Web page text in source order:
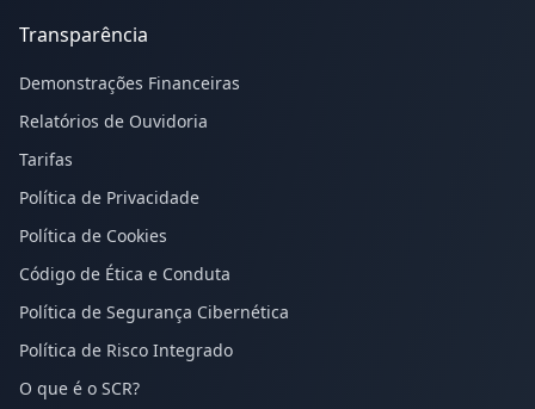
Transparência
Demonstrações Financeiras
Relatórios de Ouvidoria
Tarifas
Política de Privacidade
Política de Cookies
Código de Ética e Conduta
Política de Segurança Cibernética
Política de Risco Integrado
O que é o SCR?